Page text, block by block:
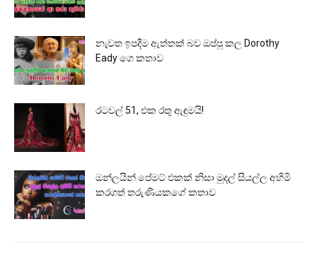
නැවත ඉපදීම ඇත්තක් බව ඔප්පු කල Dorothy
Eady ගෙ කතාව
රටවල් 51, එක රතු ඇඳුමයි!
ඔන්ලයින් පේමට් එකක් නිසා මුදල් සියල්ල අහිමි
කරගත් තරුණියකගේ කතාව